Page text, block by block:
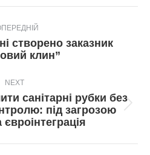
Попередній
пост:
створено заказник
клин”
NEXT
Next
post:
санітарні рубки без
під загрозою